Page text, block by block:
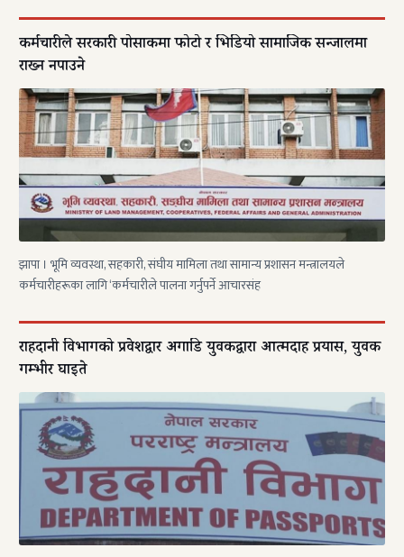
कर्मचारीले सरकारी पोसाकमा फोटो र भिडियो सामाजिक सन्जालमा
राख्न नपाउने
झापा । भूमि व्यवस्था, सहकारी, संघीय मामिला तथा सामान्य प्रशासन मन्त्रालयले
कर्मचारीहरूका लागि ‘कर्मचारीले पालना गर्नुपर्ने आचारसंह
राहदानी विभागको प्रवेशद्वार अगाडि युवकद्वारा आत्मदाह प्रयास, युवक
गम्भीर घाइते